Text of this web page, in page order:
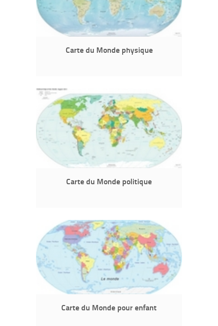
Carte du Monde physique
Carte du Monde politique
Carte du Monde pour enfant